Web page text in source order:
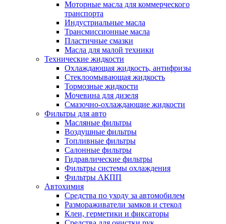
Моторные масла для коммерческого
транспорта
Индустриальные масла
Трансмиссионные масла
Пластичные смазки
Масла для малой техники
Технические жидкости
Охлаждающая жидкость, антифризы
Стеклоомывающая жидкость
Тормозные жидкости
Мочевина для дизеля
Смазочно-охлаждающие жидкости
Фильтры для авто
Масляные фильтры
Воздушные фильтры
Топливные фильтры
Салонные фильтры
Гидравлические фильтры
Фильтры системы охлаждения
Фильтры АКПП
Автохимия
Средства по уходу за автомобилем
Размораживатели замков и стекол
Клеи, герметики и фиксаторы